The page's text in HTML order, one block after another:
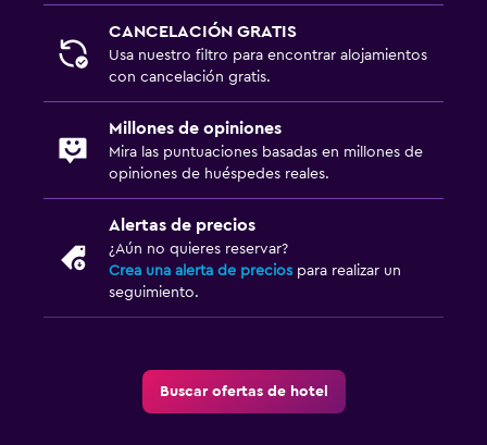
CANCELACIÓN GRATIS
Usa nuestro filtro para encontrar alojamientos
con cancelación gratis.
Millones de opiniones
Mira las puntuaciones basadas en millones de
opiniones de huéspedes reales.
Alertas de precios
¿Aún no quieres reservar?
Crea una alerta de precios para realizar un
seguimiento.
Buscar ofertas de hotel